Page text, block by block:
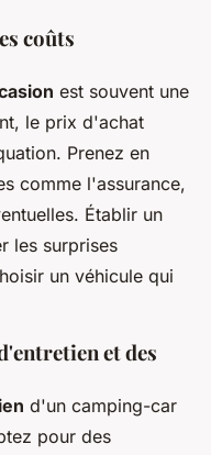
coûts
est souvent une
le prix d'achat
Prenez en
comme l'assurance,
Établir un
les surprises
un véhicule qui
et des
d'un camping-car
pour des